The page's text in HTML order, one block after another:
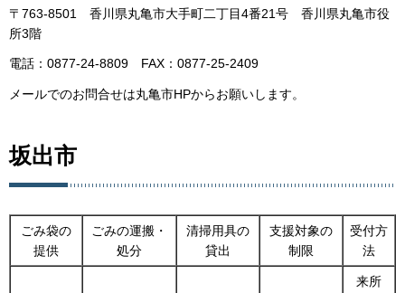
〒763-8501 香川県丸亀市大手町二丁目4番21号 香川県丸亀市役
所3階
電話：0877-24-8809 FAX：0877-25-2409
メールでのお問合せは丸亀市HPからお願いします。
坂出市
ごみ袋の
提供
ごみの運搬・
処分
清掃用具の
貸出
支援対象の
制限
受付方
法
来所